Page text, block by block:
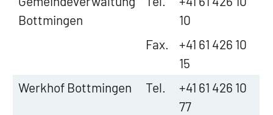
Bottmingen
10
Fax.
+41 61 426 10
15
Werkhof Bottmingen
Tel.
+41 61 426 10
77